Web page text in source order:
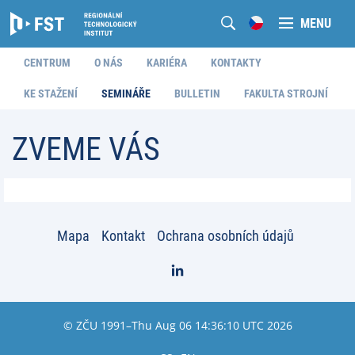
MENU
CENTRUM O NÁS KARIÉRA KONTAKTY
KE STAŽENÍ SEMINÁŘE BULLETIN FAKULTA STROJNÍ
ZVEME VÁS
Mapa Kontakt Ochrana osobních údajů
© ZČU 1991–Thu Aug 06 14:36:10 UTC 2026